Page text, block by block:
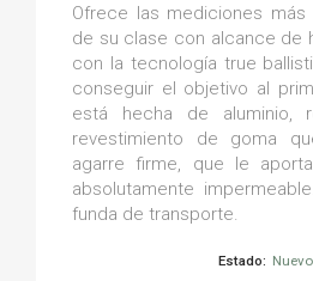
Ofrece las mediciones más
de su clase con alcance de
con la tecnología true
conseguir el objetivo al
está hecha de aluminio,
revestimiento de goma
agarre firme, que le
absolutamente
funda de transporte.
Estado: Nuevo